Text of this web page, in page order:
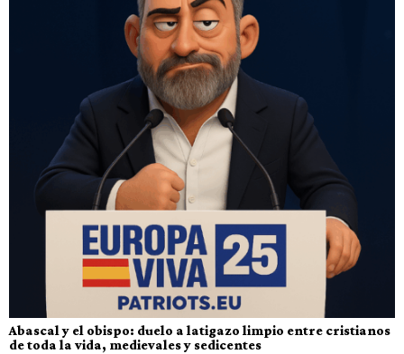
Abascal y el obispo: duelo a latigazo limpio entre cristianos
de toda la vida, medievales y sedicentes